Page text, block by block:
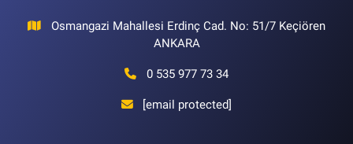
Osmangazi Mahallesi Erdinç Cad. No: 51/7 Keçiören
ANKARA
0 535 977 73 34
[email protected]